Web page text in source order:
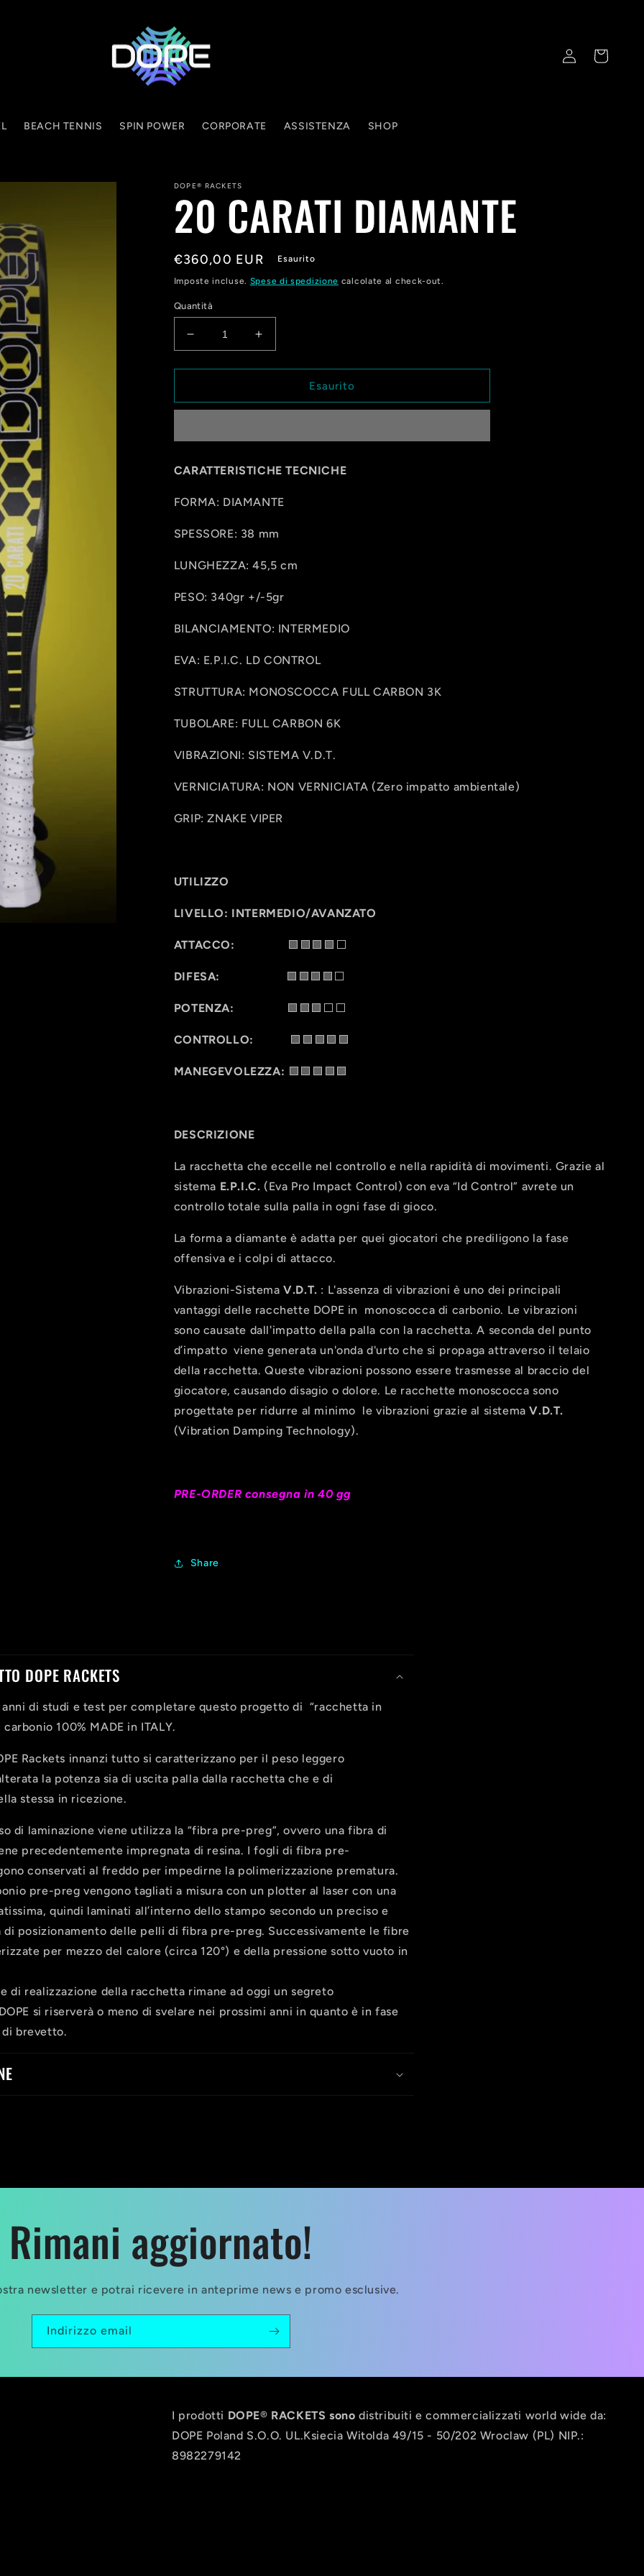
BEACH TENNIS SPIN POWER CORPORATE ASSISTENZA SHOP
Accedi Carrello
DOPE® RACKETS
20 CARATI DIAMANTE
Prezzo
di
listino
€360,00 EUR Esaurito
Imposte incluse. Spese di spedizione calcolate al check-out.
Quantità
Diminuisci
quantità
per
CARATI
Aumenta
quantità
per
CARATI
Esaurito
CARATTERISTICHE TECNICHE
FORMA: DIAMANTE
SPESSORE: 38 mm
LUNGHEZZA: 45,5 cm
PESO: 340gr +/-5gr
BILANCIAMENTO: INTERMEDIO
EVA: E.P.I.C. LD CONTROL
STRUTTURA: MONOSCOCCA FULL CARBON 3K
TUBOLARE: FULL CARBON 6K
VIBRAZIONI: SISTEMA V.D.T.
VERNICIATURA: NON VERNICIATA (Zero impatto ambientale)
GRIP: ZNAKE VIPER
UTILIZZO
LIVELLO: INTERMEDIO/AVANZATO
ATTACCO: 🟩🟩🟩🟩⬜️
DIFESA: 🟩🟩🟩🟩⬜️
POTENZA: 🟩🟩🟩⬜️⬜️
CONTROLLO: 🟩🟩🟩🟩🟩
MANEGEVOLEZZA: 🟩🟩🟩🟩🟩
DESCRIZIONE
La racchetta che eccelle nel controllo e nella rapidità di movimenti. Grazie al
sistema E.P.I.C.(Eva Pro Impact Control) con eva “Id Control” avrete un
controllo totale sulla palla in ogni fase di gioco.
La forma a diamante è adatta per quei giocatori che prediligono la fase
offensiva e i colpi di attacco.
Vibrazioni-SistemaV.D.T. : L'assenza di vibrazioni è uno dei principali
vantaggi delle racchette DOPE in monoscocca di carbonio. Le vibrazioni
sono causate dall'impatto della palla con la racchetta. A seconda del punto
d’impatto viene generata un'onda d'urto che si propaga attraverso il telaio
della racchetta. Queste vibrazioni possono essere trasmesse al braccio del
giocatore, causando disagio o dolore. Le racchette monoscocca sono
progettate per ridurre al minimo le vibrazioni grazie al sistemaV.D.T.
(Vibration Damping Technology).
PRE-ORDER consegna in 40 gg
Share
DOPE RACKETS
di studi e test per completare questo progetto di “racchetta in
100% MADE in ITALY.
Rackets innanzi tutto si caratterizzano per il peso leggero
la potenza sia di uscita palla dalla racchetta che e di
stessa in ricezione.
di laminazione viene utilizza la “fibra pre-preg”, ovvero una fibra di
precedentemente impregnata di resina. I fogli di fibra pre-
conservati al freddo per impedirne la polimerizzazione prematura.
pre-preg vengono tagliati a misura con un plotter al laser con una
quindi laminati all’interno dello stampo secondo un preciso e
di posizionamento delle pelli di fibra pre-preg. Successivamente le fibre
per mezzo del calore (circa 120°) e della pressione sotto vuoto in
di realizzazione della racchetta rimane ad oggi un segreto
si riserverà o meno di svelare nei prossimi anni in quanto è in fase
brevetto.
Rimani aggiornato!
newsletter e potrai ricevere in anteprime news e promo esclusive.
Indirizzo email
I prodotti DOPE® RACKETS sonodistribuiti e commercializzati world wide da:
DOPE Poland S.O.O. UL.Ksiecia Witolda 49/15 - 50/202 Wroclaw (PL) NIP.:
8982279142